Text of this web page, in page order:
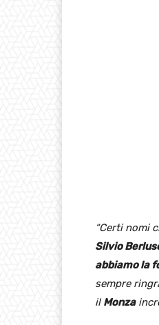
“Certi nomi
Silvio
abbiamo la
sempre
il Monza